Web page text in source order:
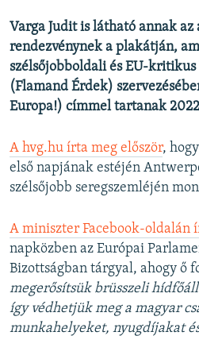
Valamennyi RFE/RL weboldal
Varga Judit is látható annak
rendezvénynek a plakátján,
szélsőjobboldali és EU-kritikus
(Flamand Érdek)
Europa!) címmel tartanak
A hvg.hu írta meg először,
első napjának estéjén
szélsőjobb seregszemléjén
A miniszter Facebook-oldalán
napközben az Európai
Bizottságban tárgyal, ahogy ő
megerősítsük brüsszeli
így védhetjük meg a magyar
munkahelyeket, nyugdíjakat